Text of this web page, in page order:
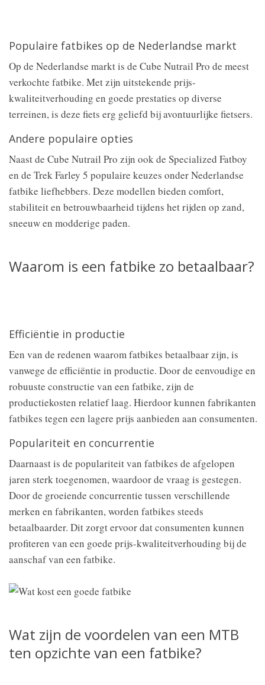
Populaire fatbikes op de Nederlandse markt
Op de Nederlandse markt is de Cube Nutrail Pro de meest
verkochte fatbike. Met zijn uitstekende prijs-
kwaliteitverhouding en goede prestaties op diverse
terreinen, is deze fiets erg geliefd bij avontuurlijke fietsers.
Andere populaire opties
Naast de Cube Nutrail Pro zijn ook de Specialized Fatboy
en de Trek Farley 5 populaire keuzes onder Nederlandse
fatbike liefhebbers. Deze modellen bieden comfort,
stabiliteit en betrouwbaarheid tijdens het rijden op zand,
sneeuw en modderige paden.
Waarom is een fatbike zo betaalbaar?
Efficiëntie in productie
Een van de redenen waarom fatbikes betaalbaar zijn, is
vanwege de efficiëntie in productie. Door de eenvoudige en
robuuste constructie van een fatbike, zijn de
productiekosten relatief laag. Hierdoor kunnen fabrikanten
fatbikes tegen een lagere prijs aanbieden aan consumenten.
Populariteit en concurrentie
Daarnaast is de populariteit van fatbikes de afgelopen
jaren sterk toegenomen, waardoor de vraag is gestegen.
Door de groeiende concurrentie tussen verschillende
merken en fabrikanten, worden fatbikes steeds
betaalbaarder. Dit zorgt ervoor dat consumenten kunnen
profiteren van een goede prijs-kwaliteitverhouding bij de
aanschaf van een fatbike.
Wat zijn de voordelen van een MTB
ten opzichte van een fatbike?